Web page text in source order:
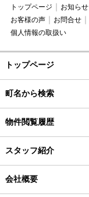
トップページ お知らせ
お客様の声
お問合せ
個人情報の取扱い
トップページ
町名から検索
物件閲覧履歴
スタッフ紹介
会社概要